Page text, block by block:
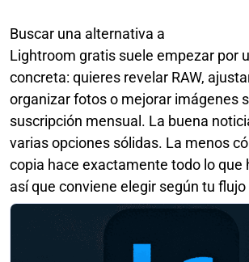
Buscar una alternativa a
Lightroom gratis suele empezar por
concreta: quieres revelar RAW,
organizar fotos o mejorar imágenes
suscripción mensual. La buena
varias opciones sólidas. La menos
copia hace exactamente todo lo que
así que conviene elegir según tu flujo